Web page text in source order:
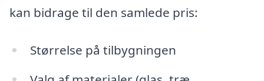
kan bidrage til den samlede pris:
Størrelse på tilbygningen